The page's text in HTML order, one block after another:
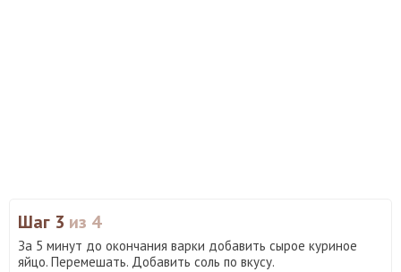
Шаг 3 из 4
За 5 минут до окончания варки добавить сырое куриное
яйцо. Перемешать. Добавить соль по вкусу.